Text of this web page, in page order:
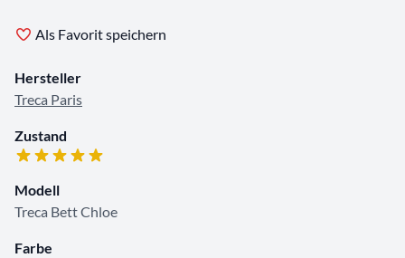
Als Favorit speichern
Hersteller
Treca Paris
Zustand
Modell
Treca Bett Chloe
Farbe